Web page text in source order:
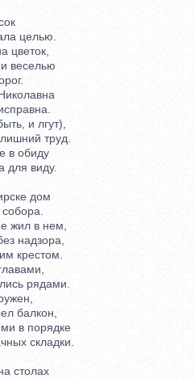
целью.
цветок,
веселью
и лгут),
труд.
в обиду
для виду.
дом
жил в нем,
надзора,
крестом.
рядами.
балкон,
в порядке
складки.
столах